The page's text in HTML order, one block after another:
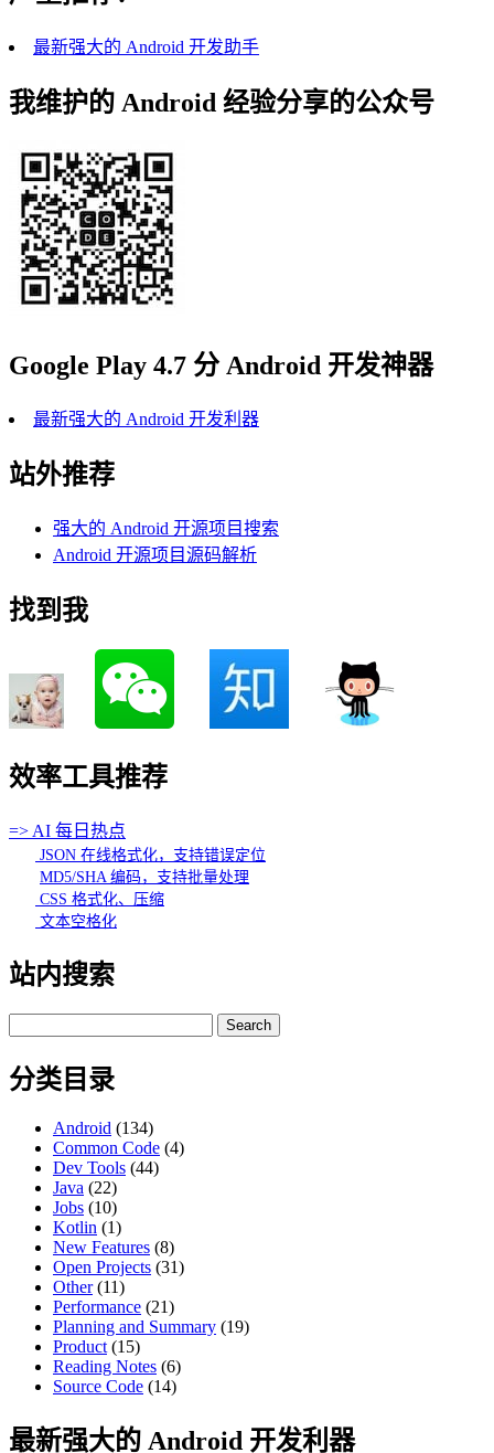
最新强大的 Android 开发助手
我维护的 Android 经验分享的公众号
Google Play 4.7 分 Android 开发神器
最新强大的 Android 开发利器
站外推荐
强大的 Android 开源项目搜索
Android 开源项目源码解析
找到我
效率工具推荐
=> AI 每日热点
JSON 在线格式化，支持错误定位
MD5/SHA 编码，支持批量处理
CSS 格式化、压缩
文本空格化
站内搜索
for:
分类目录
Android (134)
Common Code (4)
Dev Tools (44)
Java (22)
Jobs (10)
Kotlin (1)
New Features (8)
Open Projects (31)
Other(11)
Performance (21)
Planning and Summary (19)
Product (15)
Reading Notes (6)
Source Code (14)
最新强大的 Android 开发利器